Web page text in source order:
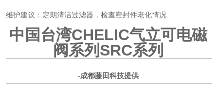
维护建议：定期清洁过滤器，检查密封件老化情况
中国台湾CHELIC气立可电磁
阀系列 SRC系列
-成都藤田科技提供